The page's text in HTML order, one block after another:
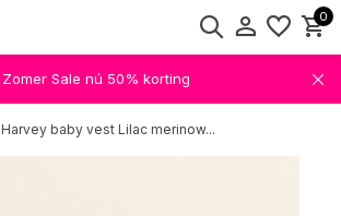
0
Zomer Sale nú 50% korting
Harvey baby vest Lilac merinow...